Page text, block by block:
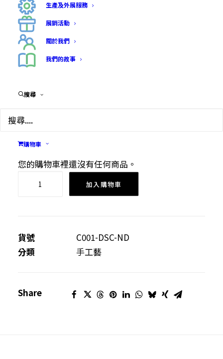
生產及外展服務
展銷活動
關於我們
我們的故事
搜尋
購物車
您的購物車裡還沒有任何商品。
驅蚊香薰蠟香包
$25.00
• 以天然檸檬草精油製作的小蠟片具驅蚊功效，
• 物料:天然檸檬草精油, 紗布袋
• 重量:25g
• 3個工作天 (按訂購數量而定)
蠟
香
量
加入購物車
貨號
C001-DSC-ND
分類
手工藝
Share